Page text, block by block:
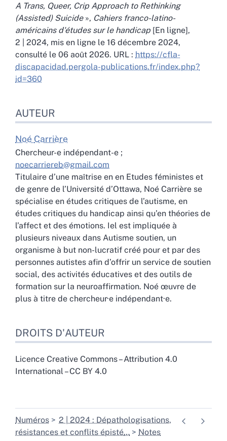
A Trans, Queer, Crip Approach to Rethinking
(Assisted) Suicide», Cahiers franco-latino-
américains d'études sur le handicap [En ligne],
2 | 2024, mis en ligne le 16 décembre 2024,
consulté le 06 août 2026. URL : https://cfla-
discapacidad.pergola-publications.fr/index.php?
id=360
AUTEUR
Noé Carrière
Chercheur-e indépendant-e ;
noecarriereb@gmail.com
Titulaire d’une maîtrise en en Etudes féministes et
de genre de l’Université d’Ottawa, Noé Carrière se
spécialise en études critiques de l’autisme, en
études critiques du handicap ainsi qu’en théories de
l’affect et des émotions. Iel est impliquée à
plusieurs niveaux dans Autisme soutien, un
organisme à but non-lucratif créé pour et par des
personnes autistes afin d’offrir un service de soutien
social, des activités éducatives et des outils de
formation sur la neuroaffirmation. Noé œuvre de
plus à titre de chercheur·e indépendant·e.
DROITS D'AUTEUR
Licence Creative Commons – Attribution 4.0
International – CC BY 4.0
Numéros
2 | 2024 : Dépathologisations,
résistances et conflits épisté…
Notes